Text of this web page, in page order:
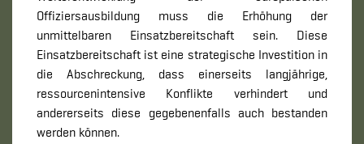
Offiziersausbildung muss die Erhöhung der
unmittelbaren Einsatzbereitschaft sein. Diese
Einsatzbereitschaft ist eine strategische Investition in
die Abschreckung, dass einerseits langjährige,
ressourcenintensive Konflikte verhindert und
andererseits diese gegebenenfalls auch bestanden
werden können.